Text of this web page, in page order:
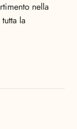
nella
la